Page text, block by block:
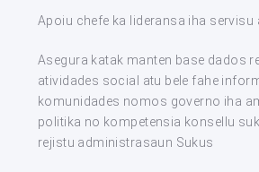
Apoiu chefe ka lideransa iha servisu
Asegura katak manten base dados
atividades social atu bele fahe
komunidades nomos governo iha
politika no kompetensia konsellu
rejistu administrasaun Sukus